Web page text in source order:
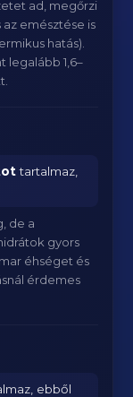
ad, megőrzi
emésztése is
hatás).
legalább 1,6–
tartalmaz,
de a
gyors
éhséget és
érdemes
ebből